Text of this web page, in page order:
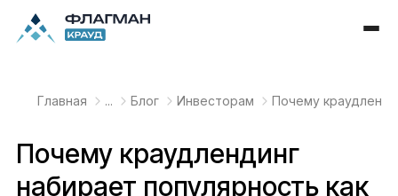
Главная ... Блог Инвесторам Почему
Почему краудлендинг
набирает популярность как